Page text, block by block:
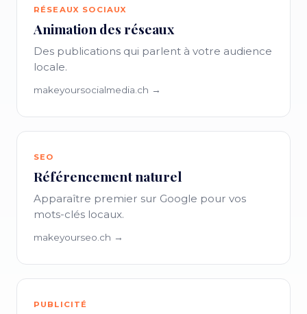
RÉSEAUX SOCIAUX
Animation des réseaux
Des publications qui parlent à votre audience
locale.
makeyoursocialmedia.ch →
SEO
Référencement naturel
Apparaître premier sur Google pour vos
mots-clés locaux.
makeyourseo.ch →
PUBLICITÉ